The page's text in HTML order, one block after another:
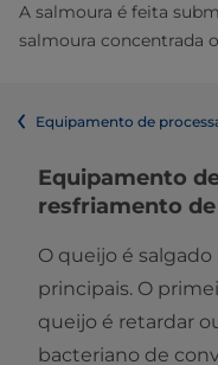
A salmoura é feita
salmoura concentrada
Equipamento de
Equipamento
resfriamento
O queijo é
principais. O
queijo é retardar
bacteriano de